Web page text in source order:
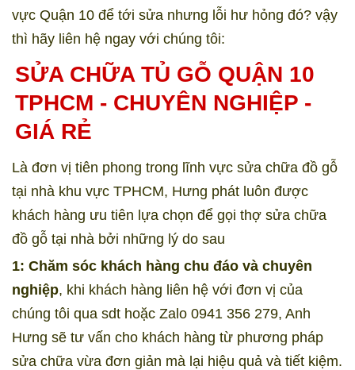
vực Quận 10 để tới sửa nhưng lỗi hư hỏng đó? vậy
thì hãy liên hệ ngay với chúng tôi:
SỬA CHỮA TỦ GỖ QUẬN 10
TPHCM - CHUYÊN NGHIỆP -
GIÁ RẺ
Là đơn vị tiên phong trong lĩnh vực sửa chữa đồ gỗ
tại nhà khu vực TPHCM, Hưng phát luôn được
khách hàng ưu tiên lựa chọn để gọi thợ sửa chữa
đồ gỗ tại nhà bởi những lý do sau
1: Chăm sóc khách hàng chu đáo và chuyên
nghiệp, khi khách hàng liên hệ với đơn vị của
chúng tôi qua sdt hoặc Zalo 0941 356 279, Anh
Hưng sẽ tư vấn cho khách hàng từ phương pháp
sửa chữa vừa đơn giản mà lại hiệu quả và tiết kiệm.